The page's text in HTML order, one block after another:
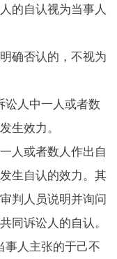
的自认视为当事人
确否认的，不视为
人中一人或者数
生效力。
人或者数人作出自
生自认的效力。其
判人员说明并询问
同诉讼人的自认。
人主张的于己不